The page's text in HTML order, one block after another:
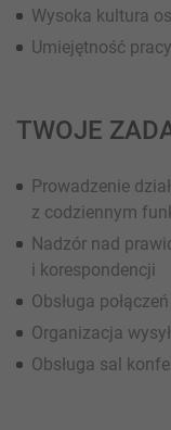
Wysoka kultura
Umiejętność
TWOJE
Prowadzenie
z codziennym
Nadzór nad
i korespondencji
Obsługa
Organizacja
Obsługa sal